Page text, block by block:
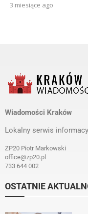
3 miesiące ago
Wiadomości Kraków
Lokalny serwis
ZP20 Piotr Markowski
office@zp20.pl
733 644 002
OSTATNIE